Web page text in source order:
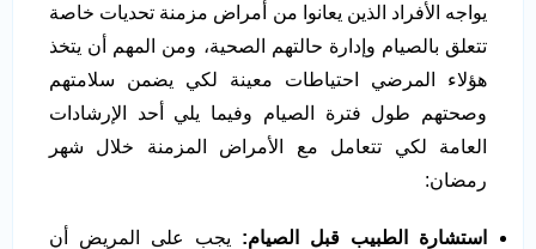
يواجه الأفراد الذين يعانوا من أمراض مزمنة تحديات خاصة
تتعلق بالصيام وإدارة حالتهم الصحية، ومن المهم أن يتخذ
هؤلاء المرضي احتياطات معينة لكي يضمن سلامتهم
وصحتهم طول فترة الصيام وفيما يلي أحد الإرشادات
العامة لكي تتعامل مع الأمراض المزمنة خلال شهر
رمضان:
استشارة الطبيب قبل الصيام: يجب على المريض أن